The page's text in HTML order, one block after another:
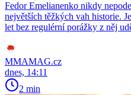
Fedor Emelianenko nikdy
největších těžkých vah historie.
let bez regulérní porážky z něj
MMAMAG.cz
dnes, 14:11
2 min